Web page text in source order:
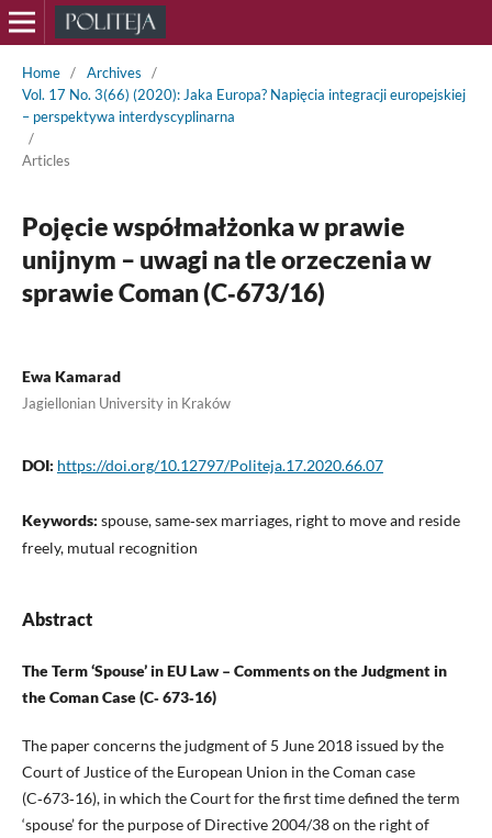
Home / Archives
/
Vol. 17 No. 3(66) (2020): Jaka Europa? Napięcia integracji europejskiej
– perspektywa interdyscyplinarna
/
Articles
Pojęcie współmałżonka w prawie
unijnym – uwagi na tle orzeczenia w
sprawie Coman (C‑673/16)
Ewa Kamarad
Jagiellonian University in Kraków
DOI: https://doi.org/10.12797/Politeja.17.2020.66.07
Keywords: spouse, same‑sex marriages, right to move and reside
freely, mutual recognition
Abstract
The Term ‘Spouse’ in EU Law – Comments on the Judgment in
the Coman Case (C‑ 673‑16)
The paper concerns the judgment of 5 June 2018 issued by the
Court of Justice of the European Union in the Coman case
(C‑673‑16), in which the Court for the first time defined the term
‘spouse’ for the purpose of Directive 2004/38 on the right of